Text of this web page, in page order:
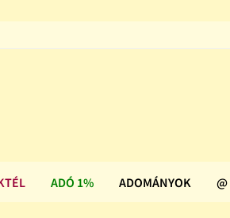
ADÓ 1% ADOMÁNYOK @